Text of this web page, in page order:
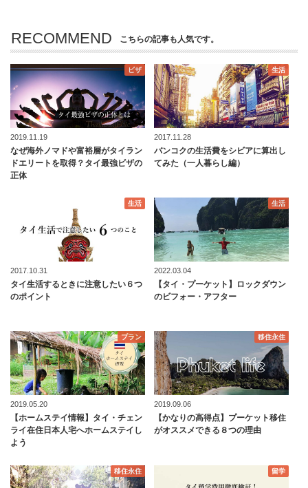
RECOMMEND こちらの記事も人気です。
ビザ
2019.11.19
なぜ海外ノマドや富裕層がタイラン
ドエリートを取得？タイ最強ビザの
正体
生活
2017.11.28
バンコクの生活費をシビアに算出し
てみた（一人暮らし編）
生活
2017.10.31
タイ生活するときに注意したい６つ
のポイント
生活
2022.03.04
【タイ・プーケット】ロックダウン
のビフォー・アフター
プラン
2019.05.20
【ホームステイ情報】タイ・チェン
ライ在住日本人宅へホームステイし
よう
移住永住
2019.09.06
【かなりの高得点】プーケット移住
がオススメできる８つの理由
移住永住 留学